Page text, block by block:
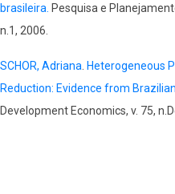
brasileira. Pesquisa e
n.1, 2006.
SCHOR, Adriana Heterogeneous
Reduction: Evidence from
Development Economics, v. 75,